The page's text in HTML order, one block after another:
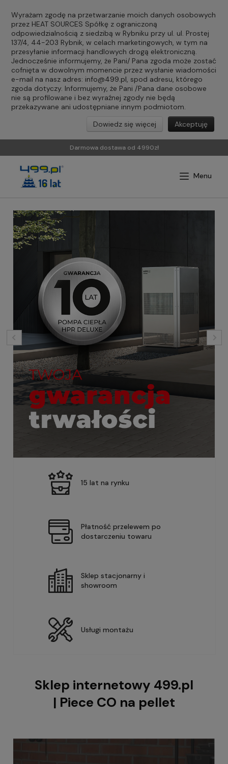
Wyrażam zgodę na przetwarzanie moich danych osobowych
przez HEAT SOURCES Spółkę z ograniczoną
odpowiedzialnością z siedzibą w Rybniku przy ul. ul. Prostej
137/4, 44-203 Rybnik, w celach marketingowych, w tym na
przesyłanie informacji handlowych drogą elektroniczną.
Jednocześnie informujemy, że Pani/ Pana zgoda może zostać
cofnięta w dowolnym momencie przez wysłanie wiadomości
e-mail na nasz adres: info@499.pl, spod adresu, którego
zgoda dotyczy. Informujemy, że Pani /Pana dane osobowe
nie są profilowane i bez wyraźnej zgody nie będą
przekazywane ani udostępniane innym podmiotom.
Akceptuję
Dowiedz się więcej
Darmowa dostawa od 4990zł
15 lat na rynku
Płatność przelewem po
dostarczeniu towaru
Sklep stacjonarny i
showroom
Usługi montażu
Sklep internetowy 499.pl
| Piece CO na pellet